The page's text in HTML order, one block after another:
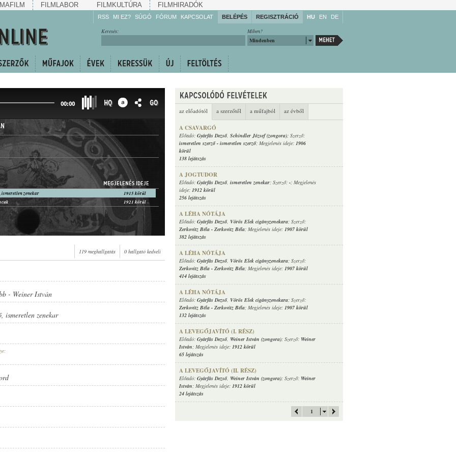
MAFILM FILMLABOR FILMKULTÚRA FILMHIRADÓK
RSS MI EZ? SÚGÓ
Gyarapítsa!
FÓRUM KAPCSOLAT BELÉPÉS REGISZTRÁCIÓ HU EN DE
Miben?
Mindenben
Keresés:
az előadótól a szerzőtől a műfajból az évből
A CSAVARGÓ
Előadó: Gyárfás Dezső, Schindler József (zongora); Szerző:
ismeretlen szerző- ismeretlen szerző; Megjelenés ideje: 1906
körül
138 lejátszás
A JOGTUDOR
Előadó: Gyárfás Dezső, ismeretlen zenekar; Szerző: -; Megjelenés
ideje: 1912 körül
256 lejátszás
A LÉHA NÓTÁJA
Előadó: Gyárfás Dezső, Vörös Elek cigányzenekara; Szerző:
Zerkovitz Béla - Zerkovitz Béla; Megjelenés ideje: 1907 körül
382 lejátszás
A LÉHA NÓTÁJA
Előadó: Gyárfás Dezső, Vörös Elek cigányzenekara; Szerző:
Zerkovitz Béla - Zerkovitz Béla; Megjelenés ideje: 1907 körül
414 lejátszás
A LÉHA NÓTÁJA
Előadó: Gyárfás Dezső, Vörös Elek cigányzenekara; Szerző:
Zerkovitz Béla - Zerkovitz Béla; Megjelenés ideje: 1907 körül
132 lejátszás
A LEVEGŐJAVÍTÓ (I. RÉSZ)
Előadó: Gyárfás Dezső, Weiner István (zongora); Szerző: Weiner
István; Megjelenés ideje: 1912 körül
65 lejátszás
A LEVEGŐJAVÍTÓ (II. RÉSZ)
Előadó: Gyárfás Dezső, Weiner István (zongora); Szerző: Weiner
István; Megjelenés ideje: 1912 körül
24 lejátszás
1
00:00 HQ GO
MEGJELENÉS IDEJE
ismeretlen zenekar
1915 körül
1921 körül
119 meghallgatás 0 hallgató kedveli
- Weiner István
, ismeretlen zenekar